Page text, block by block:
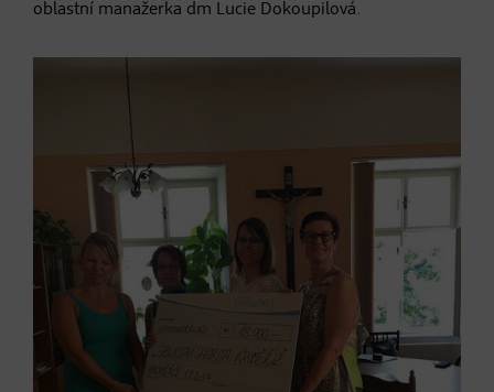
oblastní manažerka dm Lucie Dokoupilová.